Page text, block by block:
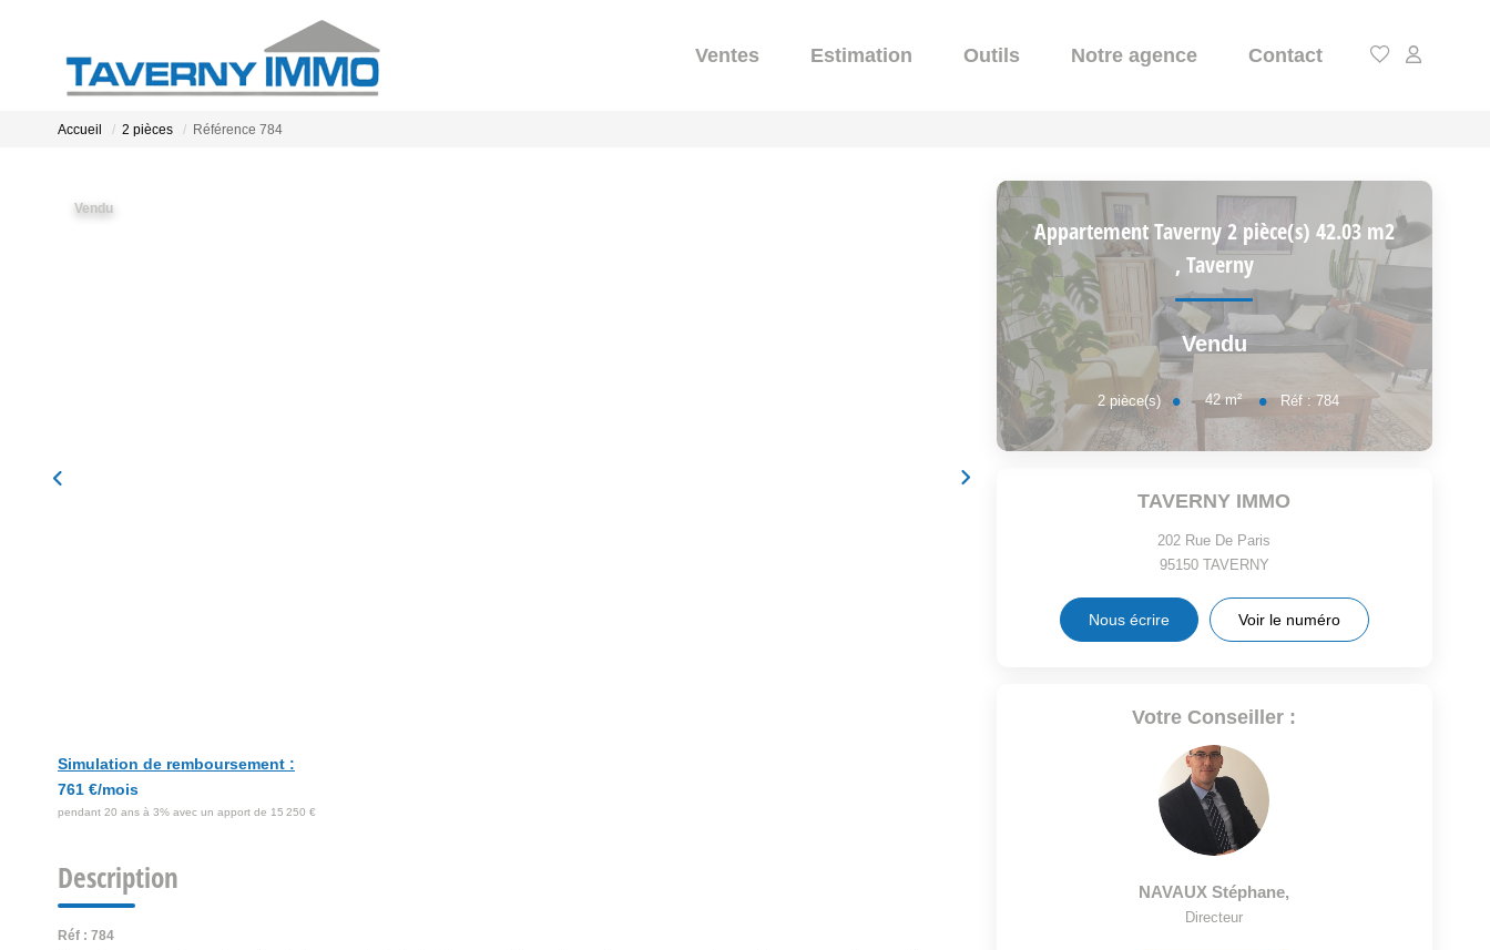
Ventes Estimation Outils Notre agence Contact
Accueil 2 pièces Référence 784
Vendu
Simulation de remboursement :
761 €/mois
pendant 20 ans à 3% avec un apport de 15 250 €
Description
Réf : 784
Appartement Taverny 2 pièce(s) 42.03 m2
, Taverny
Vendu
2 pièce(s) 42m² Réf :784
TAVERNY IMMO
202 Rue De Paris
95150 TAVERNY
Nous écrire Voir le numéro
Votre Conseiller :
NAVAUX Stéphane,
Directeur